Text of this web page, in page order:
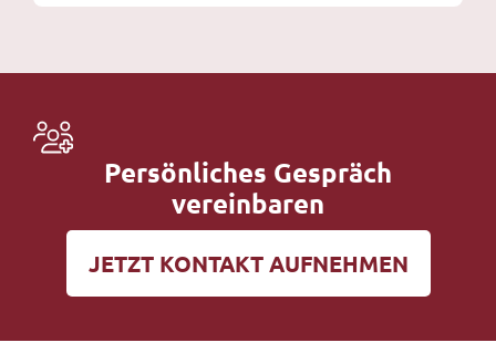
Persönliches Gespräch
vereinbaren
JETZT KONTAKT AUFNEHMEN